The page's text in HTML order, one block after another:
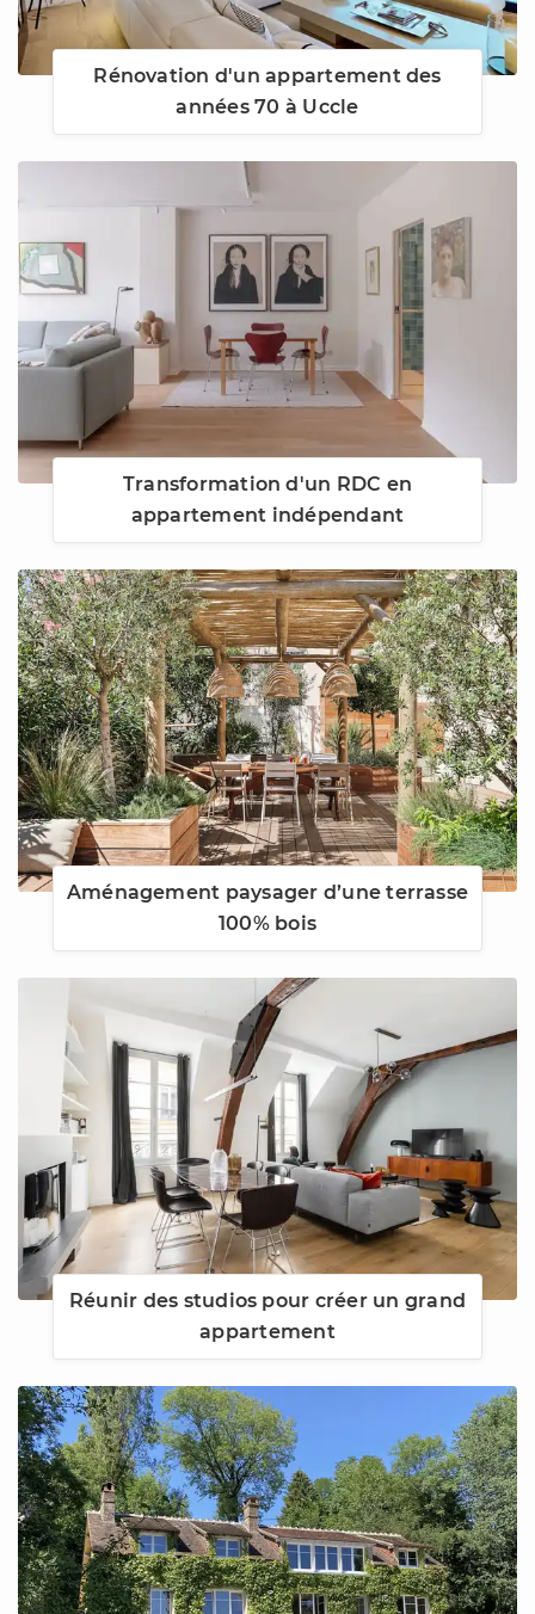
Rénovation d'un appartement des
années 70 à Uccle
Transformation d'un RDC en
appartement indépendant
Aménagement paysager d’une terrasse
100% bois
Réunir des studios pour créer un grand
appartement